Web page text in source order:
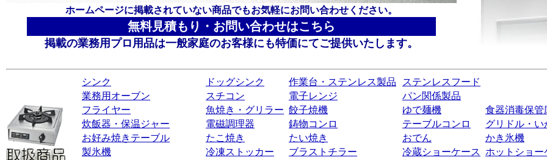
ホームページに掲載されていない商品でもお気軽にお問い合わせください。
無料見積もり・お問い合わせはこちら
掲載の業務用プロ用品は一般家庭のお客様にも特価にてご提供いたします。
シンク ドッグシンク 作業台・ステンレス製品
ステンレスフード
業務用オーブン
スチコン 電子レンジ
パン関係製品
フライヤー
魚焼き・グリラー 餃子焼機 ゆで麺機
食器消毒保管
炊飯器・保温ジャー
電磁調理器 鋳物コンロ テーブルコンロ
グリドル・い
お好み焼きテーブル
たこ焼き たい焼き おでん
かき氷機
製氷機
冷凍ストッカー ブラストチラー 冷蔵ショーケース
ホットショー